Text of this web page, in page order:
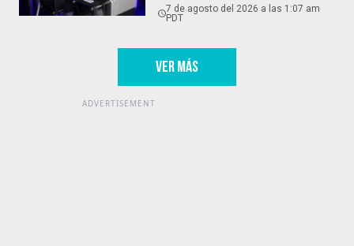
7 de agosto del 2026 a las 1:07 am
PDT
VER MÁS